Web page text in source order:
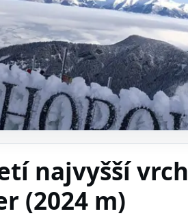
najvyšší vrch
(2024 m)